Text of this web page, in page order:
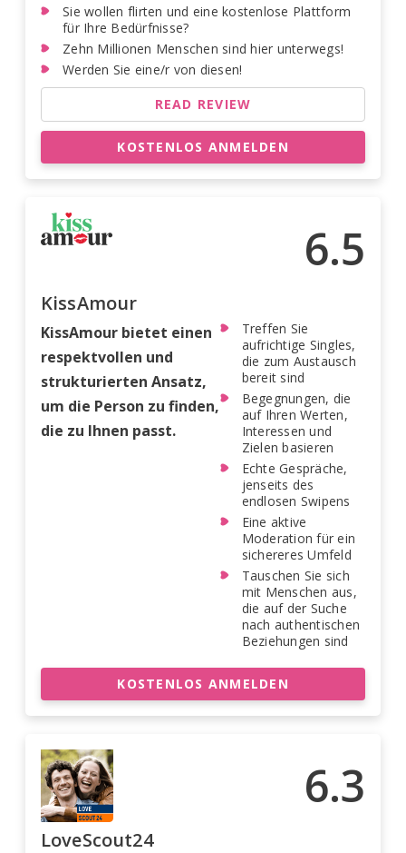
Sie wollen flirten und eine kostenlose Plattform
für Ihre Bedürfnisse?
Zehn Millionen Menschen sind hier unterwegs!
Werden Sie eine/r von diesen!
READ REVIEW
KOSTENLOS ANMELDEN
6.5
KissAmour
KissAmour bietet einen
respektvollen und
strukturierten Ansatz,
um die Person zu finden,
die zu Ihnen passt.
Treffen Sie
aufrichtige Singles,
die zum Austausch
bereit sind
Begegnungen, die
auf Ihren Werten,
Interessen und
Zielen basieren
Echte Gespräche,
jenseits des
endlosen Swipens
Eine aktive
Moderation für ein
sichereres Umfeld
Tauschen Sie sich
mit Menschen aus,
die auf der Suche
nach authentischen
Beziehungen sind
KOSTENLOS ANMELDEN
6.3
LoveScout24